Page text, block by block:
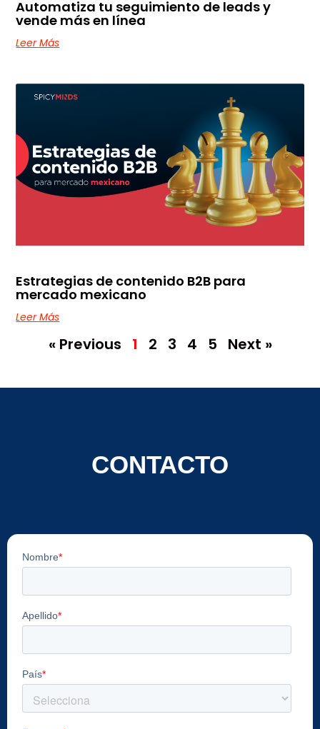
Automatiza tu seguimiento de leads y
vende más en línea
Leer Más
Estrategias de contenido B2B para
mercado mexicano
Leer Más
« Previous 1 2 3 4 5 Next »
CONTACTO